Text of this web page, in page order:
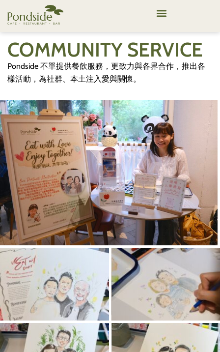
COMMUNITY SERVICE
Pondside 不單提供餐飲服務，更致力與各界合作，推出各
樣活動，為社群、本土注入愛與關懷。